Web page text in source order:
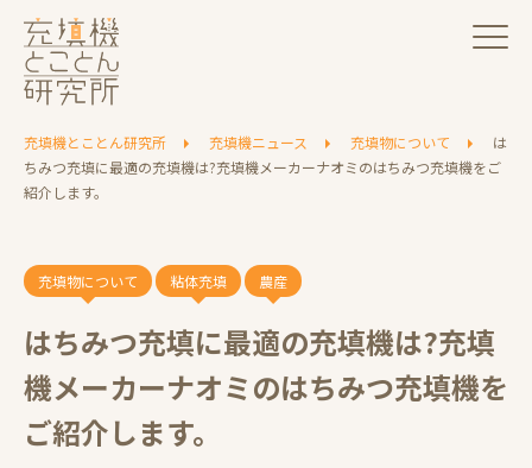
充填機とことん研究所 充填機ニュース 充填物について
は
ちみつ充填に最適の充填機は?充填機メーカーナオミのはちみつ充填機をご
紹介します。
充填物について 粘体充填 農産
はちみつ充填に最適の充填機は?充填
機メーカーナオミのはちみつ充填機を
ご紹介します。